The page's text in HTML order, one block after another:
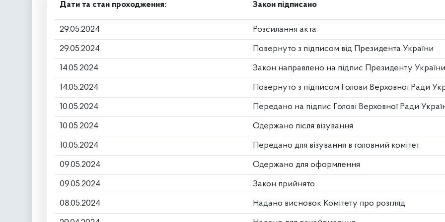
Дати та стан проходження: Закон підписано
29.05.2024 Розсилання акта
29.05.2024 Повернуто з підписом від Президента України
14.05.2024 Закон направлено на підпис Президенту України
14.05.2024 Повернуто з підписом Голови Верховної Ради
10.05.2024 Передано на підпис Голові Верховної Ради
10.05.2024 Одержано після візування
10.05.2024 Передано для візування в головний комітет
09.05.2024 Одержано для оформлення
09.05.2024 Закон прийнято
08.05.2024 Надано висновок Комітету про розгляд